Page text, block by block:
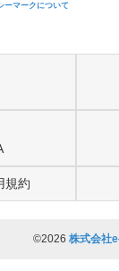
ーマークについて
規約
©2026 株式会社